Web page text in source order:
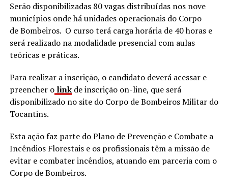
Serão disponibilizadas 80 vagas distribuídas nos nove
municípios onde há unidades operacionais do Corpo
de Bombeiros. O curso terá carga horária de 40 horas e
será realizado na modalidade presencial com aulas
teóricas e práticas.
Para realizar a inscrição, o candidato deverá acessar e
preencher o linkde inscrição on-line, que será
disponibilizado no site do Corpo de Bombeiros Militar do
Tocantins.
Esta ação faz parte do Plano de Prevenção e Combate a
Incêndios Florestais e os profissionais têm a missão de
evitar e combater incêndios, atuando em parceria com o
Corpo de Bombeiros.